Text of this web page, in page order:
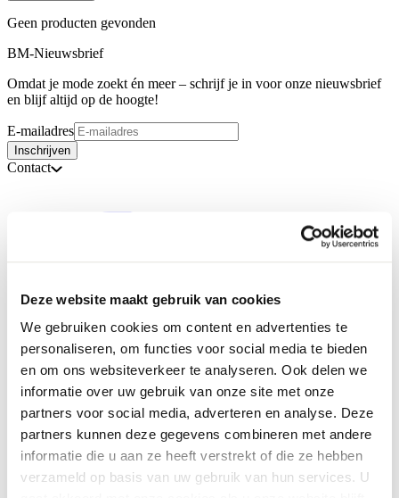
Deze website maakt gebruik van cookies
We gebruiken cookies om content en advertenties te
personaliseren, om functies voor social media te bieden
en om ons websiteverkeer te analyseren. Ook delen we
informatie over uw gebruik van onze site met onze
partners voor social media, adverteren en analyse. Deze
partners kunnen deze gegevens combineren met andere
informatie die u aan ze heeft verstrekt of die ze hebben
verzameld op basis van uw gebruik van hun services. U
Geen producten gevonden
BM-Nieuwsbrief
Omdat je mode zoekt én meer – schrijf je in voor onze nieuwsbrief
en blijf altijd op de hoogte!
E-mailadres
Inschrijven
Contact